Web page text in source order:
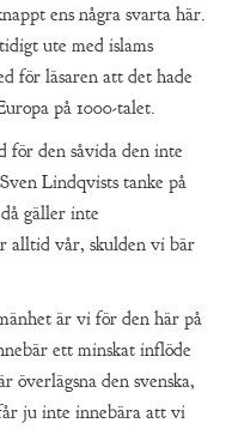
ens några svarta här.
ute med islams
för läsaren att det hade
på 1000-talet.
den såvida den inte
Lindqvists tanke på
gäller inte
alltid vår, skulden vi bär
är vi för den här på
ett minskat inflöde
överlägsna den svenska,
ju inte innebära att vi